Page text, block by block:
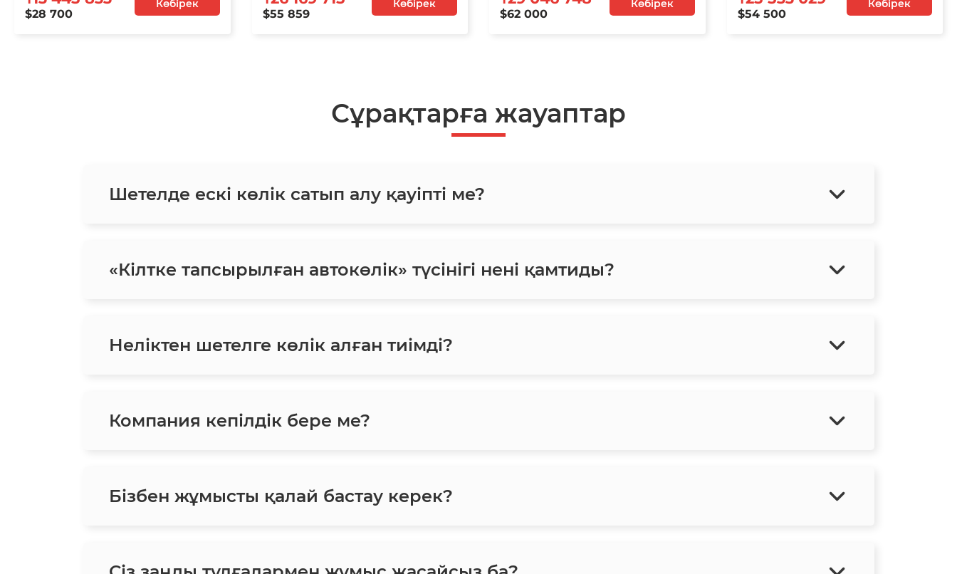
$28 700
Көбірек
$55 859
Көбірек
$62 000
Көбірек
$54 500
Көбірек
Сұрақтарға жауаптар
Шетелде ескі көлік сатып алу қауіпті ме?
«Кілтке тапсырылған автокөлік» түсінігі нені қамтиды?
Неліктен шетелге көлік алған тиімді?
Компания кепілдік бере ме?
Бізбен жұмысты қалай бастау керек?